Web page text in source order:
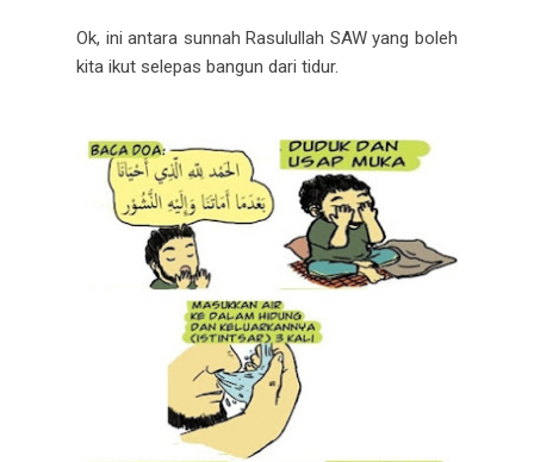
Ok, ini antara sunnah Rasulullah SAW yang boleh
kita ikut selepas bangun dari tidur.